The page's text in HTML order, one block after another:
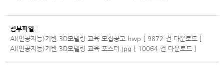
첨부파일 :
AI(인공지능)기반 3D모델링 교육 모집공고.hwp [ 9872 건 다운로드 ]
AI(인공지능)기반 3D모델링 교육 포스터.jpg [ 10064 건 다운로드 ]